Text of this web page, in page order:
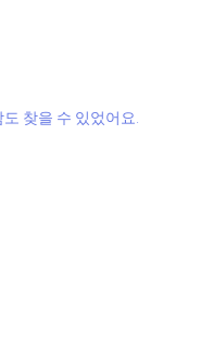
찾을 수 있었어요.